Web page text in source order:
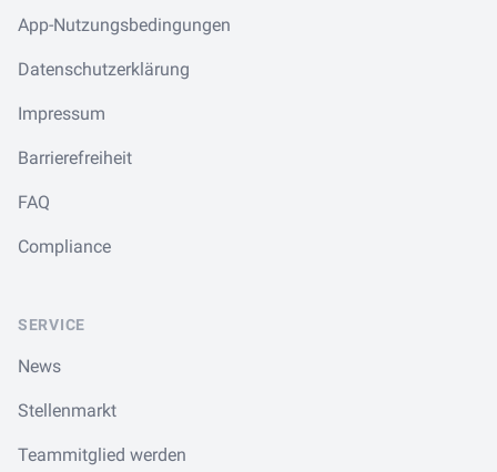
App-Nutzungsbedingungen
Datenschutzerklärung
Impressum
Barrierefreiheit
FAQ
Compliance
SERVICE
News
Stellenmarkt
Teammitglied werden